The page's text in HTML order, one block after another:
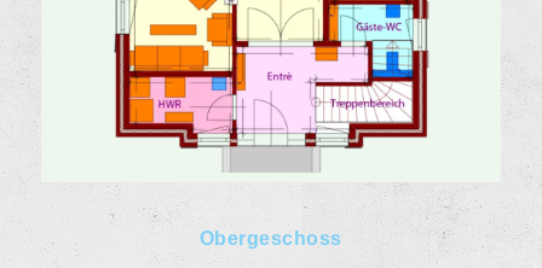
Obergeschoss